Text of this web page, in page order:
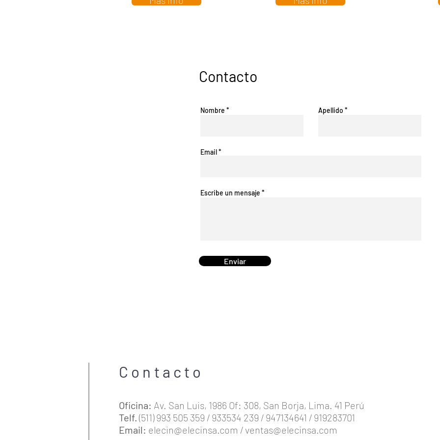
Contacto
Nombre Apellido
Email
Escribe un mensaje
Enviar
Contacto
Oficina: Av. San Luis, 1986 Of: 308, San Borja, Lima. 41 Perú
Telf. (511) 993 505 359 / 933534 239 / 947134641 / 919283701
Email: elecin@elecinsa.com / ventas@elecinsa.com